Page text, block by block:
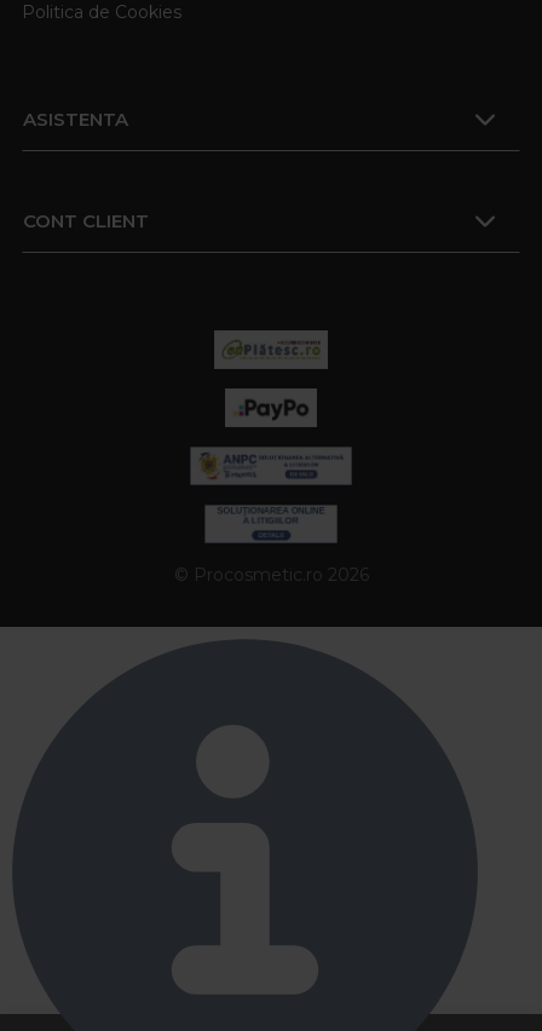
Politica de Cookies
ASISTENTA
CONT CLIENT
© Procosmetic.ro 2026